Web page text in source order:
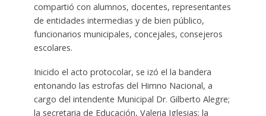
compartió con alumnos, docentes, representantes
de entidades intermedias y de bien público,
funcionarios municipales, concejales, consejeros
escolares.
Inicido el acto protocolar, se izó el la bandera
entonando las estrofas del Himno Nacional, a
cargo del intendente Municipal Dr. Gilberto Alegre;
la secretaria de Educación, Valeria Iglesias; la